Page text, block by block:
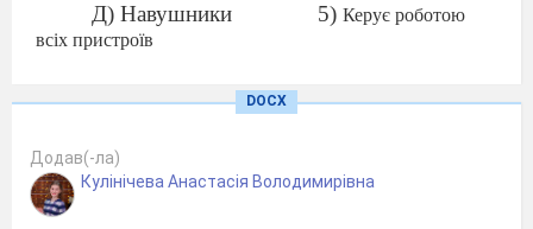
Д) Навушники 5)Керує роботою
всіх пристроїв
для прослуховування музики
Підпиши малюнки назвами пристроїв
DOCX
Додав(-ла)
Кулінічева Анастасія Володимирівна